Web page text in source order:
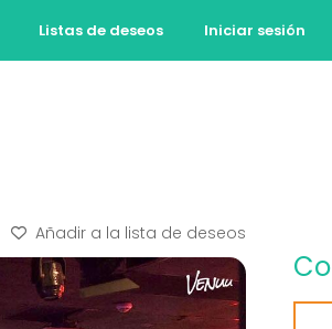
Listas de deseos Iniciar sesión
Añadir a la lista de deseos